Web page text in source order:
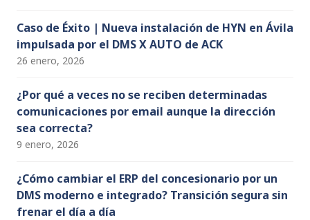
Caso de Éxito | Nueva instalación de HYN en Ávila
impulsada por el DMS X AUTO de ACK
26 enero, 2026
¿Por qué a veces no se reciben determinadas
comunicaciones por email aunque la dirección
sea correcta?
9 enero, 2026
¿Cómo cambiar el ERP del concesionario por un
DMS moderno e integrado? Transición segura sin
frenar el día a día